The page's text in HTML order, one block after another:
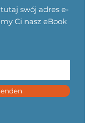
swój adres e-
Ci nasz eBook